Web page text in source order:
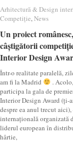
Arhitectură & Design
Competiție,News
Un proiect
câștigătorii
Interior Design
Într-o realitate paralelă,
am fi la Madrid
.
participa la gala de
Interior Design Award (ți-
despre ea anul trecut
internațională organizată
liderul european în
hârtie,
Arhitectură & Design
Competiție News
Un proiect
câștigătorii
Interior Design